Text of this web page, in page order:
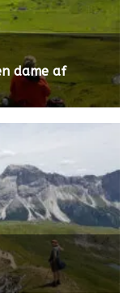
dame af